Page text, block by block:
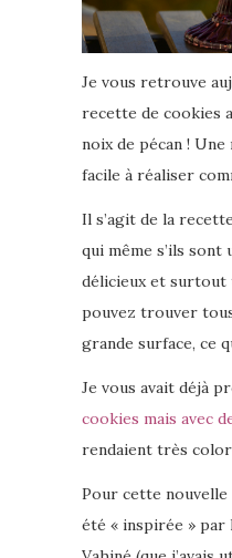
Je vous retrouve
recette de cookies
noix de pécan !
facile à réaliser
Il s’agit de la
qui même s’ils
délicieux et surtout
pouvez trouver
grande surface, ce
Je vous avait déjà
cookies mais avec
rendaient très
Pour cette nouvelle
été « inspirée » par